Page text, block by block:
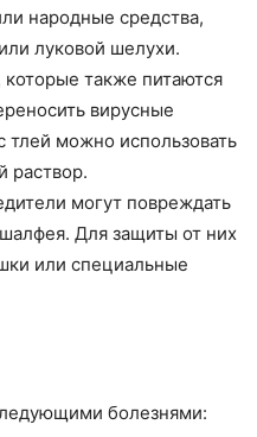
народные средства,
луковой шелухи.
также питаются
вирусные
тлей можно использовать
раствор.
могут повреждать
Для защиты от них
или специальные
болезнями: